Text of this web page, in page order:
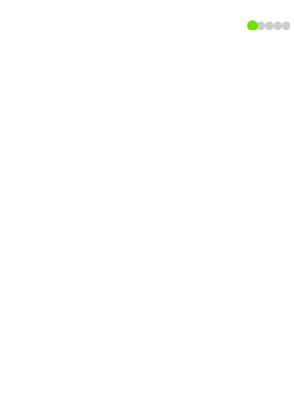
múltiples